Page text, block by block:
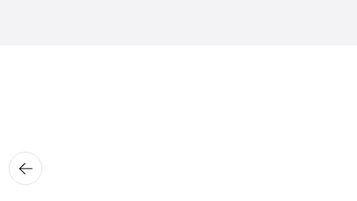
뒤로가
기